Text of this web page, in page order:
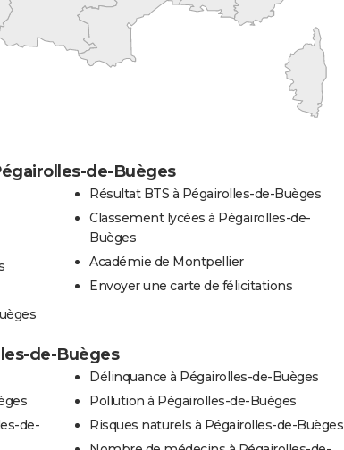
de-Buèges
Résultat BTS à Pégairolles-de-Buèges
Classement lycées à Pégairolles-de-
Buèges
Académie de Montpellier
Envoyer une carte de félicitations
de-Buèges
de-
Délinquance à Pégairolles-de-Buèges
Pollution à Pégairolles-de-Buèges
Risques naturels à Pégairolles-de-Buèges